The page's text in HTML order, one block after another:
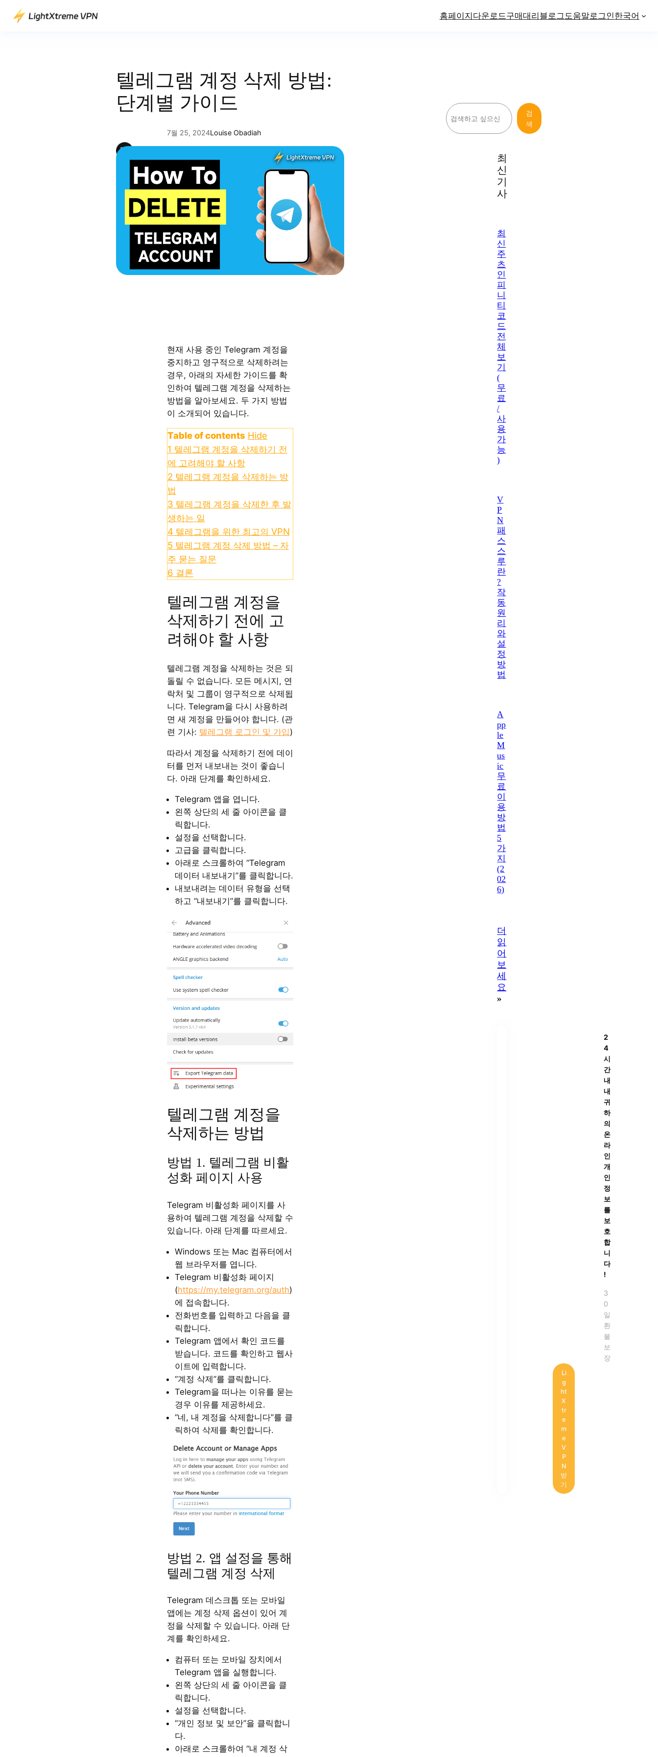
홈페이지다운로드구매대리블로그 도움말로그인한국어
텔레그램 계정 삭제 방법:
단계별 가이드
7월 25, 2024Louise Obadiah
현재 사용 중인 Telegram 계정을
중지하고 영구적으로 삭제하려는
경우, 아래의 자세한 가이드를 확
인하여 텔레그램 계정을 삭제하는
방법을 알아보세요. 두 가지 방법
이 소개되어 있습니다.
Table of contents Hide
1 텔레그램 계정을 삭제하기 전
에 고려해야 할 사항
2 텔레그램 계정을 삭제하는 방
법
3 텔레그램 계정을 삭제한 후 발
생하는 일
4 텔레그램을 위한 최고의 VPN
5 텔레그램 계정 삭제 방법 – 자
주 묻는 질문
6 결론
텔레그램 계정을
삭제하기 전에 고
려해야 할 사항
텔레그램 계정을 삭제하는 것은 되
돌릴 수 없습니다. 모든 메시지, 연
락처 및 그룹이 영구적으로 삭제됩
니다. Telegram을 다시 사용하려
면 새 계정을 만들어야 합니다. (관
련 기사: 텔레그램 로그인 및 가입)
따라서 계정을 삭제하기 전에 데이
터를 먼저 내보내는 것이 좋습니
다. 아래 단계를 확인하세요.
Telegram 앱을 엽니다.
왼쪽 상단의 세 줄 아이콘을 클
릭합니다.
설정을 선택합니다.
고급을 클릭합니다.
아래로 스크롤하여 “Telegram
데이터 내보내기”를 클릭합니다.
내보내려는 데이터 유형을 선택
하고 “내보내기”를 클릭합니다.
텔레그램 계정을
삭제하는 방법
방법 1. 텔레그램 비활
성화 페이지 사용
Telegram 비활성화 페이지를 사
용하여 텔레그램 계정을 삭제할 수
있습니다. 아래 단계를 따르세요.
Windows 또는 Mac 컴퓨터에서
웹 브라우저를 엽니다.
Telegram 비활성화 페이지
(https://my.telegram.org/auth)
에 접속합니다.
전화번호를 입력하고 다음을 클
릭합니다.
Telegram 앱에서 확인 코드를
받습니다. 코드를 확인하고 웹사
이트에 입력합니다.
“계정 삭제”를 클릭합니다.
Telegram을 떠나는 이유를 묻는
경우 이유를 제공하세요.
“네, 내 계정을 삭제합니다”를 클
릭하여 삭제를 확인합니다.
방법 2. 앱 설정을 통해
텔레그램 계정 삭제
Telegram 데스크톱 또는 모바일
앱에는 계정 삭제 옵션이 있어 계
정을 삭제할 수 있습니다. 아래 단
계를 확인하세요.
컴퓨터 또는 모바일 장치에서
Telegram 앱을 실행합니다.
왼쪽 상단의 세 줄 아이콘을 클
릭합니다.
설정을 선택합니다.
“개인 정보 및 보안”을 클릭합니
다.
아래로 스크롤하여 “내 계정 삭
검
색
검
색
최
신
기
사
최
신
주
츠
인
피
니
티
코
드
전
체
보
기
(
무
료
/
사
용
가
능
)
V
P
N
패
스
스
루
란
?
작
동
원
리
와
설
정
방
법
A
pp
le
M
us
ic
무
료
이
용
방
법
5
가
지
(2
02
6)
더
읽
어
보
세
요
»
2
4
시
간
내
내
귀
하
의
온
라
인
개
인
정
보
를
보
호
합
니
다
!
3
0
일
환
불
보
장
Li
g
ht
X
tr
e
m
e
V
P
N
받
기